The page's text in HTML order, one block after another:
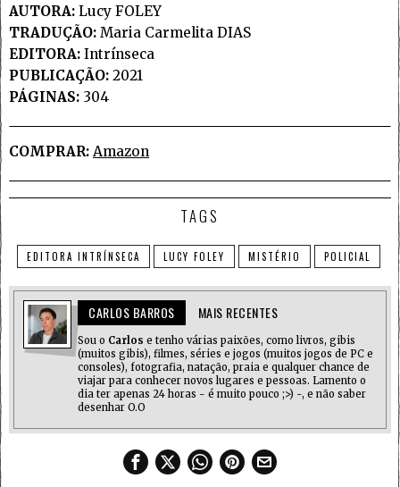
AUTORA: Lucy FOLEY
TRADUÇÃO: Maria Carmelita DIAS
EDITORA: Intrínseca
PUBLICAÇÃO: 2021
PÁGINAS: 304
COMPRAR: Amazon
TAGS
EDITORA INTRÍNSECA LUCY FOLEY MISTÉRIO POLICIAL
CARLOS BARROS MAIS RECENTES
Sou o Carlos e tenho várias paixões, como livros, gibis
(muitos gibis), filmes, séries e jogos (muitos jogos de PC e
consoles), fotografia, natação, praia e qualquer chance de
viajar para conhecer novos lugares e pessoas. Lamento o
dia ter apenas 24 horas - é muito pouco ;>) -, e não saber
desenhar O.O